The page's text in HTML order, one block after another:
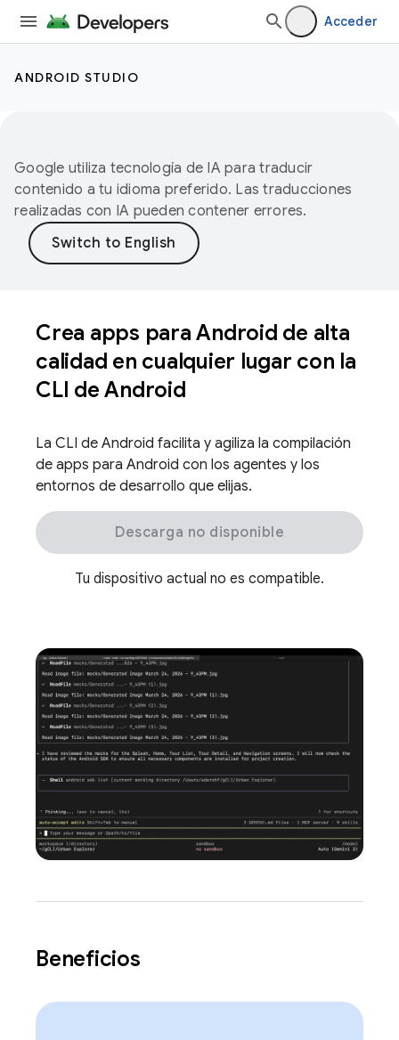
Acceder
ANDROID STUDIO
Google utiliza tecnología de IA para traducir
contenido a tu idioma preferido. Las traducciones
realizadas con IA pueden contener errores.
Crea apps para Android de alta
calidad en cualquier lugar con la
CLI de Android
La CLI de Android facilita y agiliza la compilación
de apps para Android con los agentes y los
entornos de desarrollo que elijas.
Descarga no disponible
Tu dispositivo actual no es compatible.
Beneficios